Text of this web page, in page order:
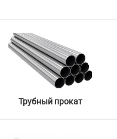
Трубный прокат